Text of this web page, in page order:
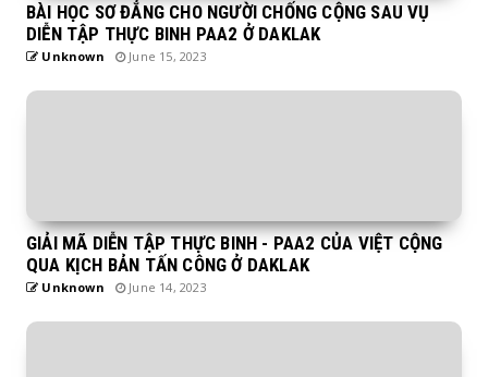
BÀI HỌC SƠ ĐẲNG CHO NGƯỜI CHỐNG CỘNG SAU VỤ
DIỄN TẬP THỰC BINH PAA2 Ở DAKLAK
Unknown June 15, 2023
GIẢI MÃ DIỄN TẬP THỰC BINH - PAA2 CỦA VIỆT CỘNG
QUA KỊCH BẢN TẤN CÔNG Ở DAKLAK
Unknown June 14, 2023